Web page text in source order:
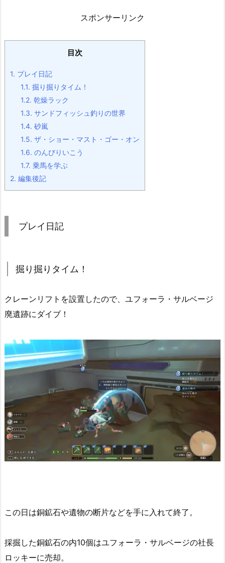
スポンサーリンク
目次
1. プレイ日記
1.1. 掘り掘りタイム！
1.2. 乾燥ラック
1.3. サンドフィッシュ釣りの世界
1.4. 砂嵐
1.5. ザ・ショー・マスト・ゴー・オン
1.6. のんびりいこう
1.7. 乗馬を学ぶ
2. 編集後記
プレイ日記
掘り掘りタイム！
クレーンリフトを設置したので、ユフォーラ・サルベージ
廃遺跡にダイブ！
この日は銅鉱石や遺物の断片などを手に入れて終了。
採掘した銅鉱石の内10個はユフォーラ・サルベージの社長
ロッキーに売却。